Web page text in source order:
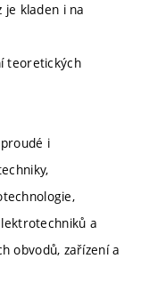
kladen i na
teoretických
i
a
obvodů, zařízení a